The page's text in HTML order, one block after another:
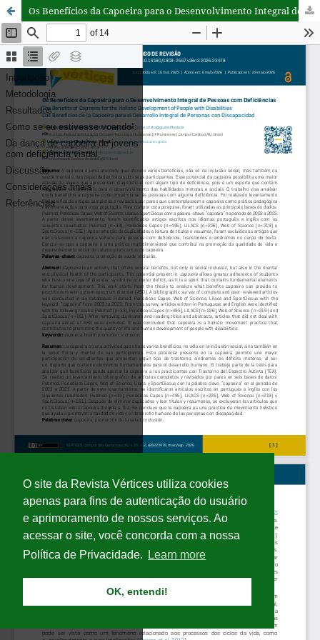
O site da Revista Vértices utiliza cookies
apenas para fins de autenticação do usuário
e aprimoramento de nossos serviços. Ao
acessar o site, você concorda com a nossa
Política de Privacidade.
Learn more
OK, entendi!
Os Benefícios da Capoeira para o Desenvolvimento Integral de Pessoas com Deficiências